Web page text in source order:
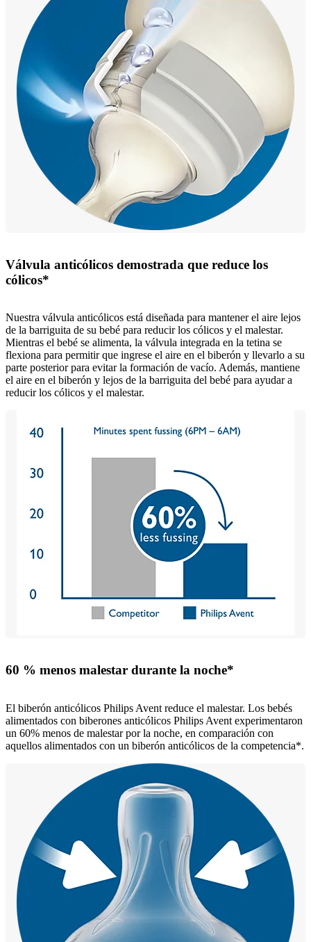
Válvula anticólicos demostrada que reduce los
cólicos*
Nuestra válvula anticólicos está diseñada para mantener el aire lejos
de la barriguita de su bebé para reducir los cólicos y el malestar.
Mientras el bebé se alimenta, la válvula integrada en la tetina se
flexiona para permitir que ingrese el aire en el biberón y llevarlo a su
parte posterior para evitar la formación de vacío. Además, mantiene
el aire en el biberón y lejos de la barriguita del bebé para ayudar a
reducir los cólicos y el malestar.
60 % menos malestar durante la noche*
El biberón anticólicos Philips Avent reduce el malestar. Los bebés
alimentados con biberones anticólicos Philips Avent experimentaron
un 60% menos de malestar por la noche, en comparación con
aquellos alimentados con un biberón anticólicos de la competencia*.